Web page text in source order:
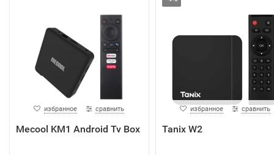
избранное сравнить
Mecool KM1 Android Tv Box
избранное сравнить
Tanix W2